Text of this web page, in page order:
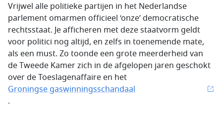
Vrijwel alle politieke partijen in het Nederlandse
parlement omarmen officieel ‘onze’ democratische
rechtsstaat. Je afficheren met deze staatvorm geldt
voor politici nog altijd, en zelfs in toenemende mate,
als een must. Zo toonde een grote meerderheid van
de Tweede Kamer zich in de afgelopen jaren geschokt
over de Toeslagenaffaire en het
Groningse gaswinningsschandaal
.